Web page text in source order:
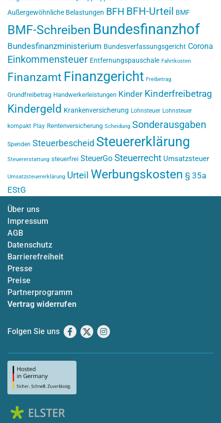
Außergewöhnliche Belastungen BFH BFH-Urteil BMF
BMF-Schreiben Bundesfinanzhof
Bundesfinanzministerium Bundesverfassungsgericht Corona
Einkommensteuer Entfernungspauschale Fahrtkosten
Finanzamt Finanzgericht Freibetrag
Grundfreibetrag Handwerkerleistungen Kinder Kinderfreibetrag
Kindergeld Krankenversicherung Lohnsteuer Lohnsteuer
kompakt Play Rentenversicherung Scheidung Sonderausgaben
Spenden Steuerbescheid Steuererklärung
Steuererstattung steuerfrei SteuerGo Steuerrecht Umsatzsteuer
Umsatzsteuererklärung Urteil Werbungskosten § 35a
EStG
Über uns
Impressum
AGB
Datenschutz
Barrierefreiheit
Presse
Preise
Partnerprogramm
Vertrag widerrufen
Folgen Sie uns Facebook
X Instagram